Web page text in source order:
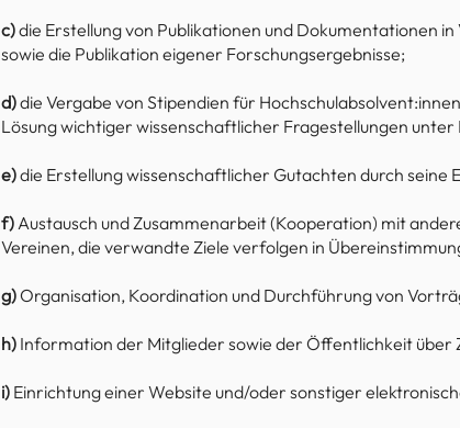
c)die Erstellung von Publikationen und Dokumentationen
sowie die Publikation eigener Forschungsergeb­nisse;
d)die Vergabe von Stipendien für
Lösung wichtiger wissenschaftlicher Fragestellungen
e)die Erstellung wissenschaftlicher Gutachten durch seine
f)Austausch und Zusammenarbeit (Kooperation) mit
Vereinen, die verwandte Ziele verfolgen in
g)Organisation, Koordination und Durchführung von
h) Information der Mitglieder sowie der Öffentlichkeit über
i) Einrichtung einer Website und/oder sonstiger